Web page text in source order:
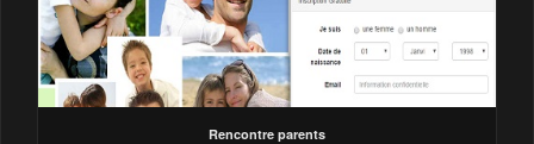
Rencontre parents